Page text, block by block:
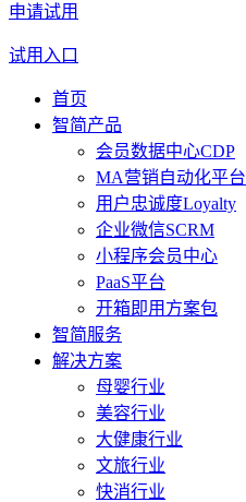
申请试用
试用入口
首页
智简产品
会员数据中心CDP
MA营销自动化平台
用户忠诚度Loyalty
企业微信SCRM
小程序会员中心
PaaS平台
开箱即用方案包
智简服务
解决方案
母婴行业
美容行业
大健康行业
文旅行业
快消行业